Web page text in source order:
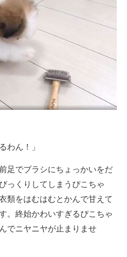
わん！」
足でブラシにちょっかいをだ
っくりしてしまうぴこちゃ
類をはむはむとかんで甘えて
。終始かわいすぎるぴこちゃ
でニヤニヤが止まりませ